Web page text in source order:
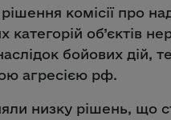
комісії про
об’єктів
бойових дій,
агресією рф.
низку рішень, що